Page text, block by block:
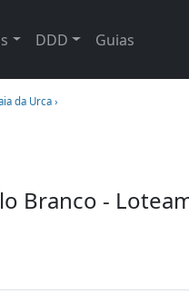
DDD Guias
da Urca ›
Branco -